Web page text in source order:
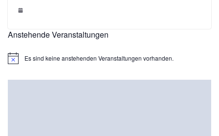
Anstehende Veranstaltungen
H
Es sind keine anstehenden Veranstaltungen vorhanden.